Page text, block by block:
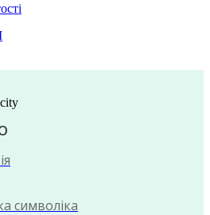
символіка